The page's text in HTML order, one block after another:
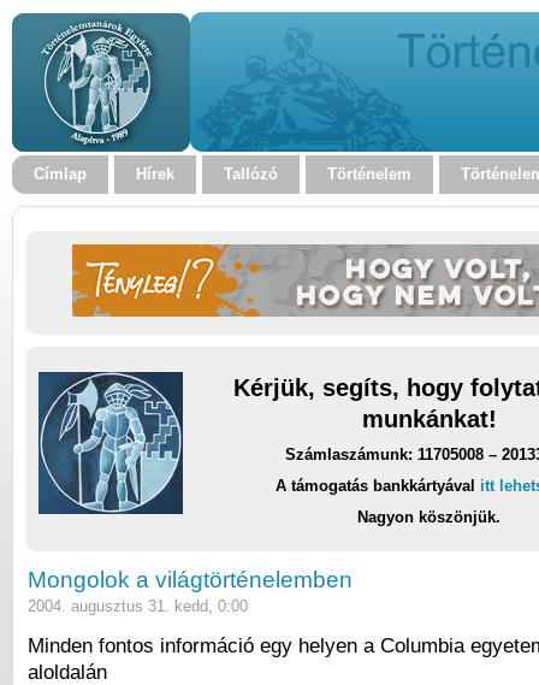
Címlap Hírek Tallózó Történelem
Kérjük, segíts, hogy
munkánkat!
Számlaszámunk: 11705008 –
A támogatás bankkártyával itt
Nagyon köszönjük.
Mongolok a világtörténelemben
2004. augusztus 31. kedd, 0:00
Minden fontos információ egy helyen a Columbia
aloldalán